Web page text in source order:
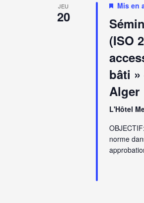
JEU
20
Mis en
(ISO
bâti »
Alger
L'Hôtel
norme